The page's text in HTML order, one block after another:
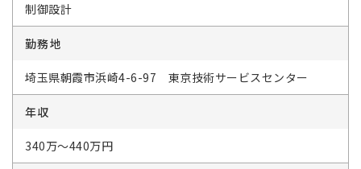
制御設計
勤務地
埼玉県朝霞市浜崎4-6-97 東京技術サービスセンター
年収
340万～440万円